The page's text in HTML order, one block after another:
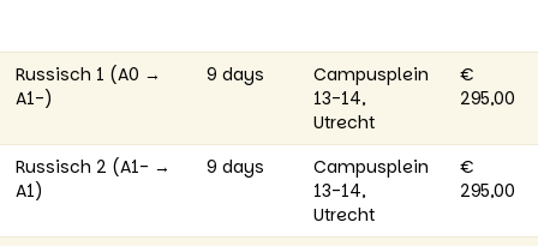
Russisch 1 (A0 →
A1-)
9 days
Campusplein
13-14,
Utrecht
€
295,00
Russisch 2 (A1- →
A1)
9 days
Campusplein
13-14,
Utrecht
€
295,00